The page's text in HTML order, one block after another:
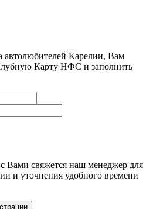
автолюбителей Карелии, Вам
Карту НФС и заполнить
Вами свяжется наш менеджер для
и уточнения удобного времени